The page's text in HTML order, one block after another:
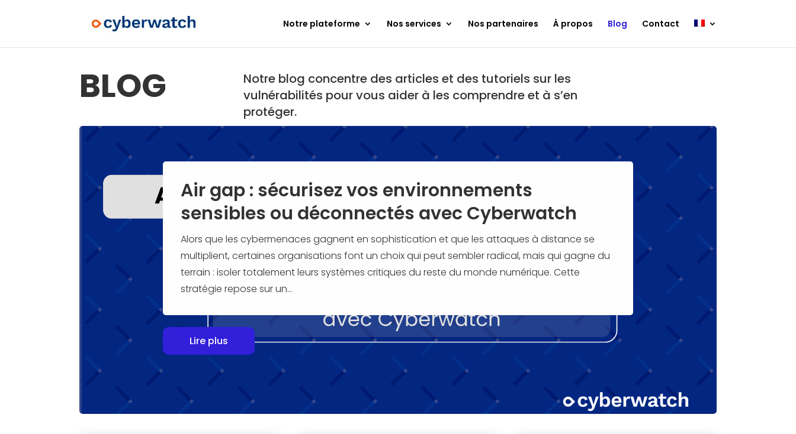
Notre plateforme Nos services Nos partenaires À propos Blog Contact
BLOG
Notre blog concentre des articles et des tutoriels sur les
vulnérabilités pour vous aider à les comprendre et à s’en
protéger.
Air gap : sécurisez vos environnements
sensibles ou déconnectés avec Cyberwatch
Alors que les cybermenaces gagnent en sophistication et que les attaques à distance se
multiplient, certaines organisations font un choix qui peut sembler radical, mais qui gagne du
terrain : isoler totalement leurs systèmes critiques du reste du monde numérique. Cette
stratégie repose sur un...
Lire plus